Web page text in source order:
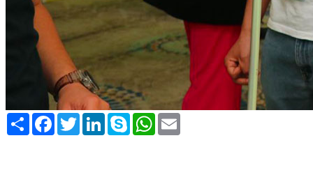
Share FacebookTwitterLinkedInSkype WhatsApp